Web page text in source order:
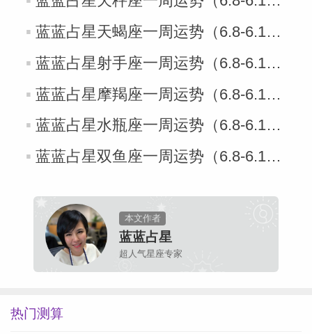
蓝蓝占星天蝎座一周运势（6.8-6.14）
蓝蓝占星射手座一周运势（6.8-6.14）
蓝蓝占星摩羯座一周运势（6.8-6.14）
蓝蓝占星水瓶座一周运势（6.8-6.14）
蓝蓝占星双鱼座一周运势（6.8-6.14）
本文作者
蓝蓝占星
超人气星座专家
热门测算